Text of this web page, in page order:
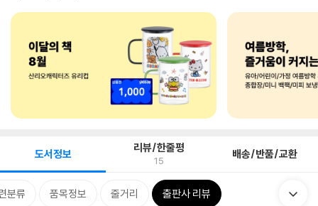
도서정보 리뷰/한줄평
15 배송/반품/교환
분류 품목정보 줄거리 출판사 리뷰